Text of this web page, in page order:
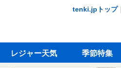
tenki.jpトップ｜
レジャー天気 季節特集